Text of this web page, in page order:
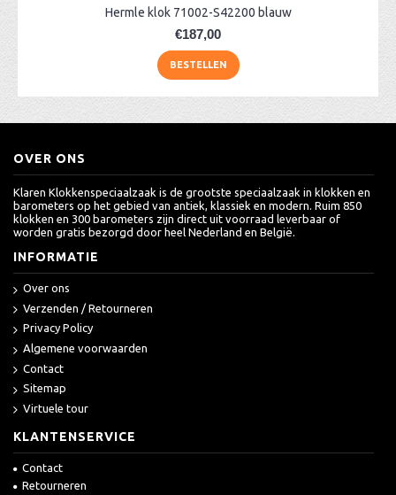
Hermle klok 71002-S42200 blauw
€187,00
BESTELLEN
OVER ONS
Klaren Klokkenspeciaalzaak is de grootste speciaalzaak in klokken en
barometers op het gebied van antiek, klassiek en modern. Ruim 850
klokken en 300 barometers zijn direct uit voorraad leverbaar of
worden gratis bezorgd door heel Nederland en België.
INFORMATIE
Over ons
Verzenden / Retourneren
Privacy Policy
Algemene voorwaarden
Contact
Sitemap
Virtuele tour
KLANTENSERVICE
Contact
Retourneren